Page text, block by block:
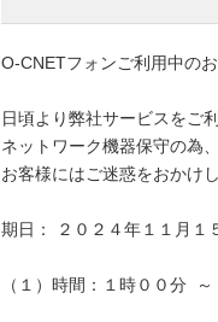
O-CNETフォンご利用中の
日頃より弊社サービスをご
ネットワーク機器保守の為
お客様にはご迷惑をおかけ
期日： ２０２４年１１月１
（１）時間：１時００分